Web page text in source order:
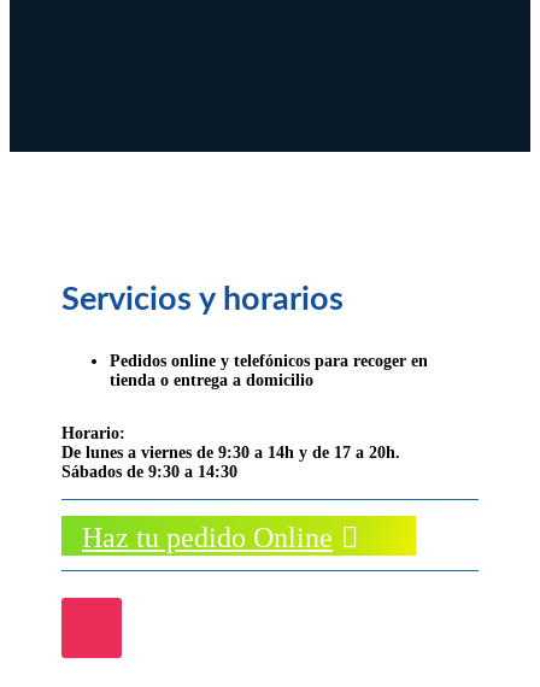
Servicios y horarios
Pedidos online y telefónicos para recoger en
tienda o entrega a domicilio
Horario:
De lunes a viernes de 9:30 a 14h y de 17 a 20h.
Sábados de 9:30 a 14:30
Haz tu pedido Online